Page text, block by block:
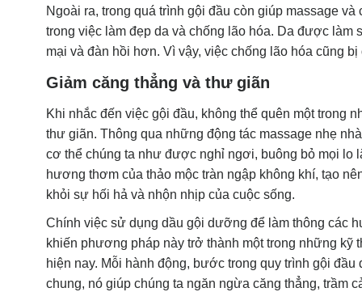
Ngoài ra, trong quá trình gội đầu còn giúp massage
trong việc làm đẹp da và chống lão hóa. Da được làm
mại và đàn hồi hơn. Vì vậy, việc chống lão hóa cũng
Giảm căng thẳng và thư giãn
Khi nhắc đến việc gội đầu, không thể quên một trong
thư giãn. Thông qua những động tác massage nhẹ
cơ thể chúng ta như được nghỉ ngơi, buông bỏ mọi lo
hương thơm của thảo mộc tràn ngập không khí, tạo
khỏi sự hối hả và nhộn nhịp của cuộc sống.
Chính việc sử dụng dầu gội dưỡng để làm thông các
khiến phương pháp này trở thành một trong những kỹ
hiện nay. Mỗi hành động, bước trong quy trình gội
chung, nó giúp chúng ta ngăn ngừa căng thẳng, trầm